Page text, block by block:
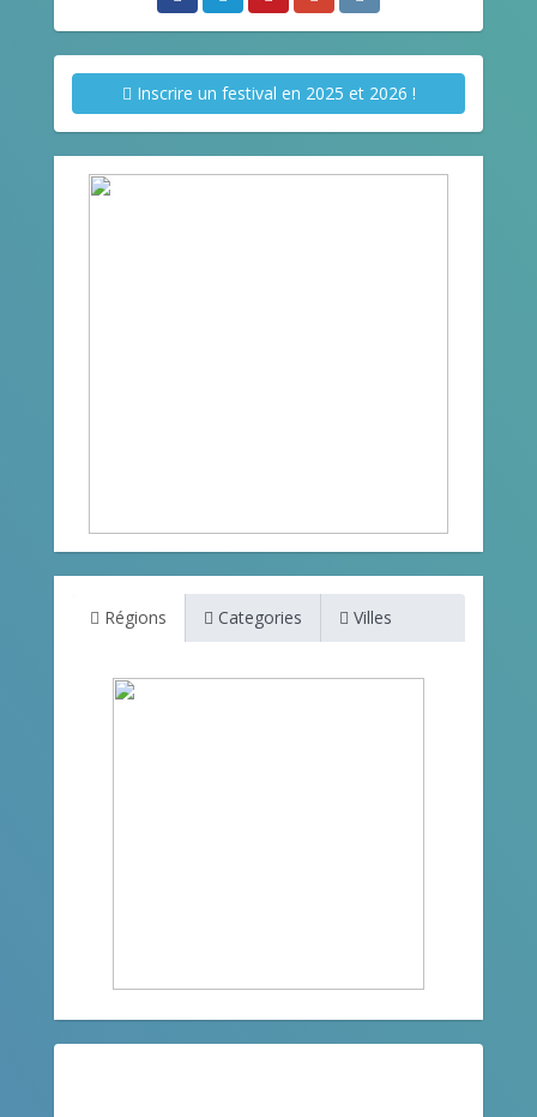
Inscrire un festival en 2025 et 2026 !
Régions Categories Villes